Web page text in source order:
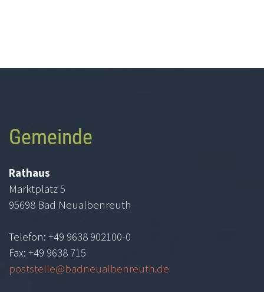
Gemeinde
Rathaus
Marktplatz 5
95698 Bad Neualbenreuth
Telefon: +49 9638 902100-0
Fax: +49 9638 715
poststelle@badneualbenreuth.de